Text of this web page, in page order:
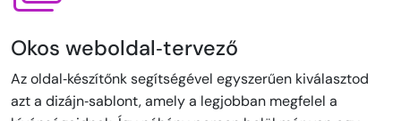
Okos weboldal‑tervező
Az oldal‑készítőnk segítségével egyszerűen kiválasztod
azt a dizájn‑sablont, amely a legjobban megfelel a